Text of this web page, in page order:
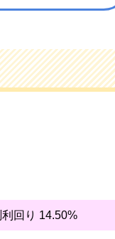
回り 14.50%